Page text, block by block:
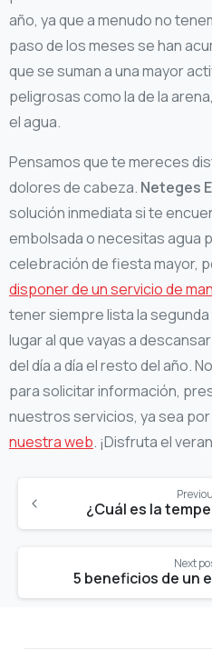
año, ya que a menudo no
paso de los meses se han
que se suman a una mayor
peligrosas como la de la
el agua.
Pensamos que te mereces
dolores de cabeza. Neteges
solución inmediata si te
embolsada o necesitas agua
celebración de fiesta mayor,
disponer de un servicio de
tener siempre lista la
lugar al que vayas a
del día a día el resto del año.
para solicitar información,
nuestros servicios, ya sea
nuestra web. ¡Disfruta el
Reading
Next